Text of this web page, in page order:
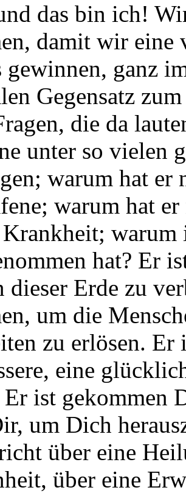
das bin ich!
damit wir eine
gewinnen, ganz
Gegensatz
die da
unter so vielen
warum hat er
warum hat
warum
hat? Er
dieser Erde zu
um die
zu erlösen. Er
eine
Er ist gekommen
um Dich
über eine
über eine